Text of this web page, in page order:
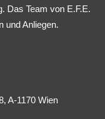
Das Team von E.F.E.
und Anliegen.
A-1170 Wien